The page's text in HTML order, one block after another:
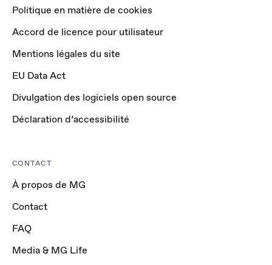
Politique en matière de cookies
Accord de licence pour utilisateur
Mentions légales du site
EU Data Act
Divulgation des logiciels open source
Déclaration d’accessibilité
CONTACT
À propos de MG
Contact
FAQ
Media & MG Life